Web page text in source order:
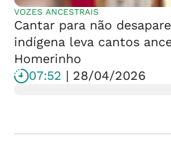
VOZES ANCESTRAIS
Cantar para não
indígena leva cantos
Homerinho
07:52 | 28/04/2026